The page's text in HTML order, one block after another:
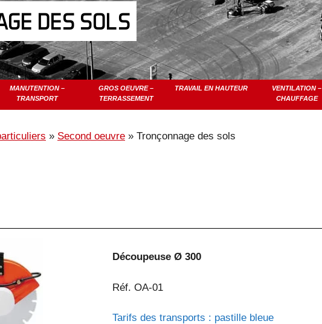
DES SOLS
MANUTENTION –
TRANSPORT
GROS OEUVRE –
TERRASSEMENT
TRAVAIL EN HAUTEUR
VENTILATION –
CHAUFFAGE
» Second oeuvre » Tronçonnage des sols
Découpeuse Ø 300
Réf. OA-01
Tarifs des transports : pastille bleue